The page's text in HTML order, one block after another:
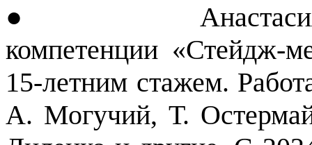
● Анастасия
компетенции «Стейдж-
15-летним стажем.
А. Могучий, Т.